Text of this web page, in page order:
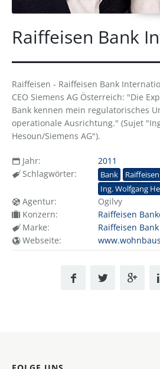
Raiffeisen Bank
Raiffeisen - Raiffeisen Bank
CEO Siemens AG Österreich: "Die
Bank kennen mein regulatorisches
operationale Ausrichtung." (Sujet
Hesoun/Siemens AG").
Jahr:
2011
Schlagwörter:
Bank
Ing. Wolfgang
Agentur:
Ogilvy
Konzern:
Raiffeisen
Marke:
Raiffeisen
Webseite: